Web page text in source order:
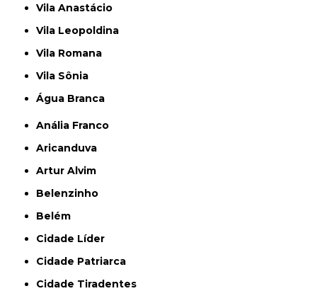
Vila Anastácio
Vila Leopoldina
Vila Romana
Vila Sônia
Água Branca
Anália Franco
Aricanduva
Artur Alvim
Belenzinho
Belém
Cidade Líder
Cidade Patriarca
Cidade Tiradentes